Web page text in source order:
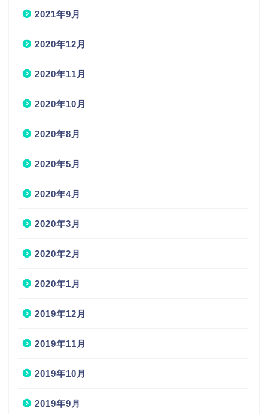
2021年9月
2020年12月
2020年11月
2020年10月
2020年8月
2020年5月
2020年4月
2020年3月
2020年2月
2020年1月
2019年12月
2019年11月
2019年10月
2019年9月